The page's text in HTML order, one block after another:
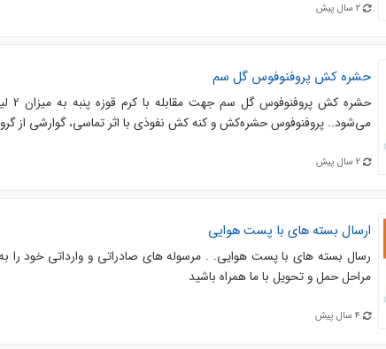
2 سال پیش
حشره کش پروفنوفوس گل سم
می‌شود.. پروفنوفوس حشره‌کش و کنه کش نفوذی با اثر تماسی، گوارشی از
2 سال پیش
ارسال بسته های با پست هوایی
رسال بسته های با پست هوایی. . مرسوله های صادراتی و وارداتی خود
مراحل حمل و تحویل با ما همراه باشید
4 سال پیش